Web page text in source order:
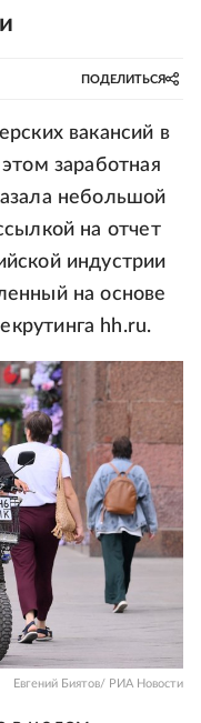
ПОДЕЛИТЬСЯ
вакансий в
заработная
небольшой
на отчет
индустрии
на основе
hh.ru.
Евгений Биятов/ РИА Новости